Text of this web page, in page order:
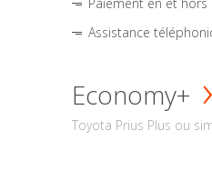
Assistance
Economy+
Toyota Prius Plus ou